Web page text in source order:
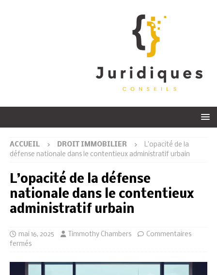
ACCUEIL DROIT IMMOBILIER
L’opacité de la
défense nationale dans le contentieux administratif urbain
L’opacité de la défense
nationale dans le contentieux
administratif urbain
mai 16, 2025 Timmothy Chambers
Commentaires
fermés